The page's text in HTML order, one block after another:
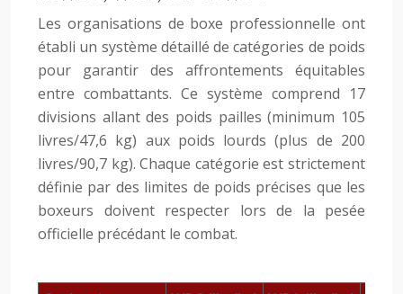
Les organisations de boxe professionnelle ont
établi un système détaillé de catégories de poids
pour garantir des affrontements équitables
entre combattants. Ce système comprend 17
divisions allant des poids pailles (minimum 105
livres/47,6 kg) aux poids lourds (plus de 200
livres/90,7 kg). Chaque catégorie est strictement
définie par des limites de poids précises que les
boxeurs doivent respecter lors de la pesée
officielle précédant le combat.